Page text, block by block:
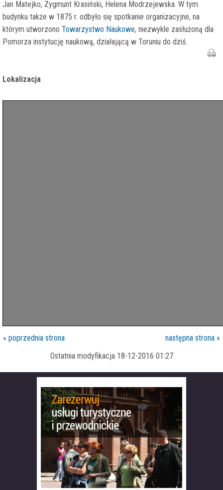
Jan Matejko, Zygmunt Krasiński, Helena Modrzejewska. W tym
budynku także w 1875 r. odbyło się spotkanie organizacyjne, na
którym utworzono Towarzystwo Naukowe, niezwykle zasłużoną dla
Pomorza instytucję naukową, działającą w Toruniu do dziś.
Lokalizacja
« poprzednia strona
następna strona »
Ostatnia modyfikacja 18-12-2016 01:27